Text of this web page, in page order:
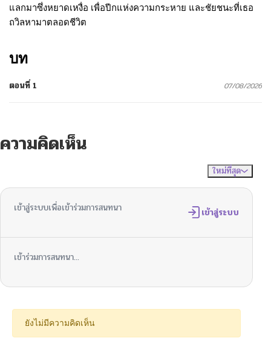
แลกมาซึ่งหยาดเหงื่อ เพื่อปีกแห่งความกระหาย และชัยชนะที่เธอ
ถวิลหามาตลอดชีวิต
บท
ตอนที่ 1 07/08/2026
ความคิดเห็น
ใหม่ที่สุด
เข้าสู่ระบบเพื่อเข้าร่วมการสนทนา เข้าสู่ระบบ
เข้าร่วมการสนทนา...
ยังไม่มีความคิดเห็น